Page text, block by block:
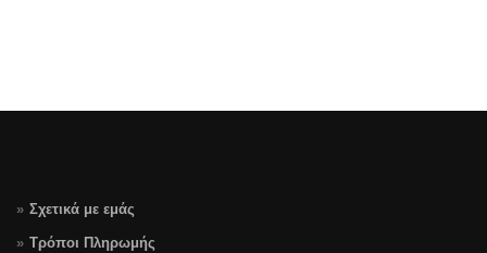
Σχετικά με εμάς
Τρόποι Πληρωμής